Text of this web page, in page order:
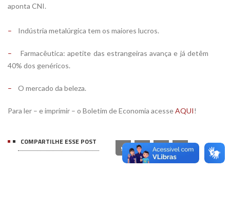
aponta CNI.
– Indústria metalúrgica tem os maiores lucros.
–
Farmacêutica: apetite das estrangeiras avança e já detêm
40% dos genéricos.
– O mercado da beleza.
Para ler – e imprimir – o Boletim de Economia acesseAQUI!
COMPARTILHE ESSE POST